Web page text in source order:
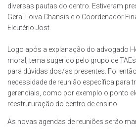
diversas pautas do centro. Estiveram
Geral Loiva Chansis e o Coordenador
Eleutério Jost.
Logo após a explanação do advogado
moral, tema sugerido pelo grupo de
para dúvidas dos/as presentes. Foi
necessidade de reunião específica para
gerenciais, como por exemplo o ponto
reestruturação do centro de ensino.
As novas agendas de reuniões serão